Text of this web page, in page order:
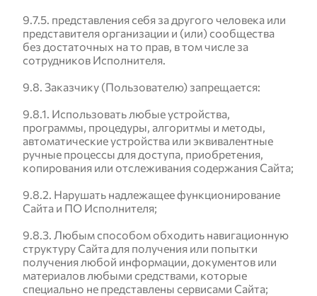
9.7.5. представления себя за другого человека или
представителя организации и (или) сообщества
без достаточных на то прав, в том числе за
сотрудников Исполнителя.
9.8. Заказчику (Пользователю) запрещается:
9.8.1. Использовать любые устройства,
программы, процедуры, алгоритмы и методы,
автоматические устройства или эквивалентные
ручные процессы для доступа, приобретения,
копирования или отслеживания содержания Сайта;
9.8.2. Нарушать надлежащее функционирование
Сайта и ПО Исполнителя;
9.8.3. Любым способом обходить навигационную
структуру Сайта для получения или попытки
получения любой информации, документов или
материалов любыми средствами, которые
специально не представлены сервисами Сайта;